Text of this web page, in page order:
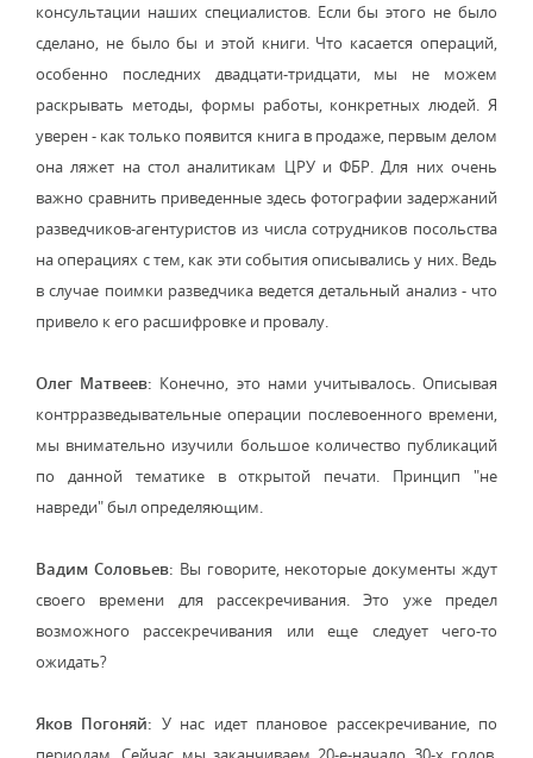
консультации наших специалистов. Если бы этого не было
сделано, не было бы и этой книги. Что касается операций,
особенно последних двадцати-тридцати, мы не можем
раскрывать методы, формы работы, конкретных людей. Я
уверен - как только появится книга в продаже, первым делом
она ляжет на стол аналитикам ЦРУ и ФБР. Для них очень
важно сравнить приведенные здесь фотографии задержаний
разведчиков-агентуристов из числа сотрудников посольства
на операциях с тем, как эти события описывались у них. Ведь
в случае поимки разведчика ведется детальный анализ - что
привело к его расшифровке и провалу.
Олег Матвеев: Конечно, это нами учитывалось. Описывая
контрразведывательные операции послевоенного времени,
мы внимательно изучили большое количество публикаций
по данной тематике в открытой печати. Принцип "не
навреди" был определяющим.
Вадим Соловьев: Вы говорите, некоторые документы ждут
своего времени для рассекречивания. Это уже предел
возможного рассекречивания или еще следует чего-то
ожидать?
Яков Погоняй: У нас идет плановое рассекречивание, по